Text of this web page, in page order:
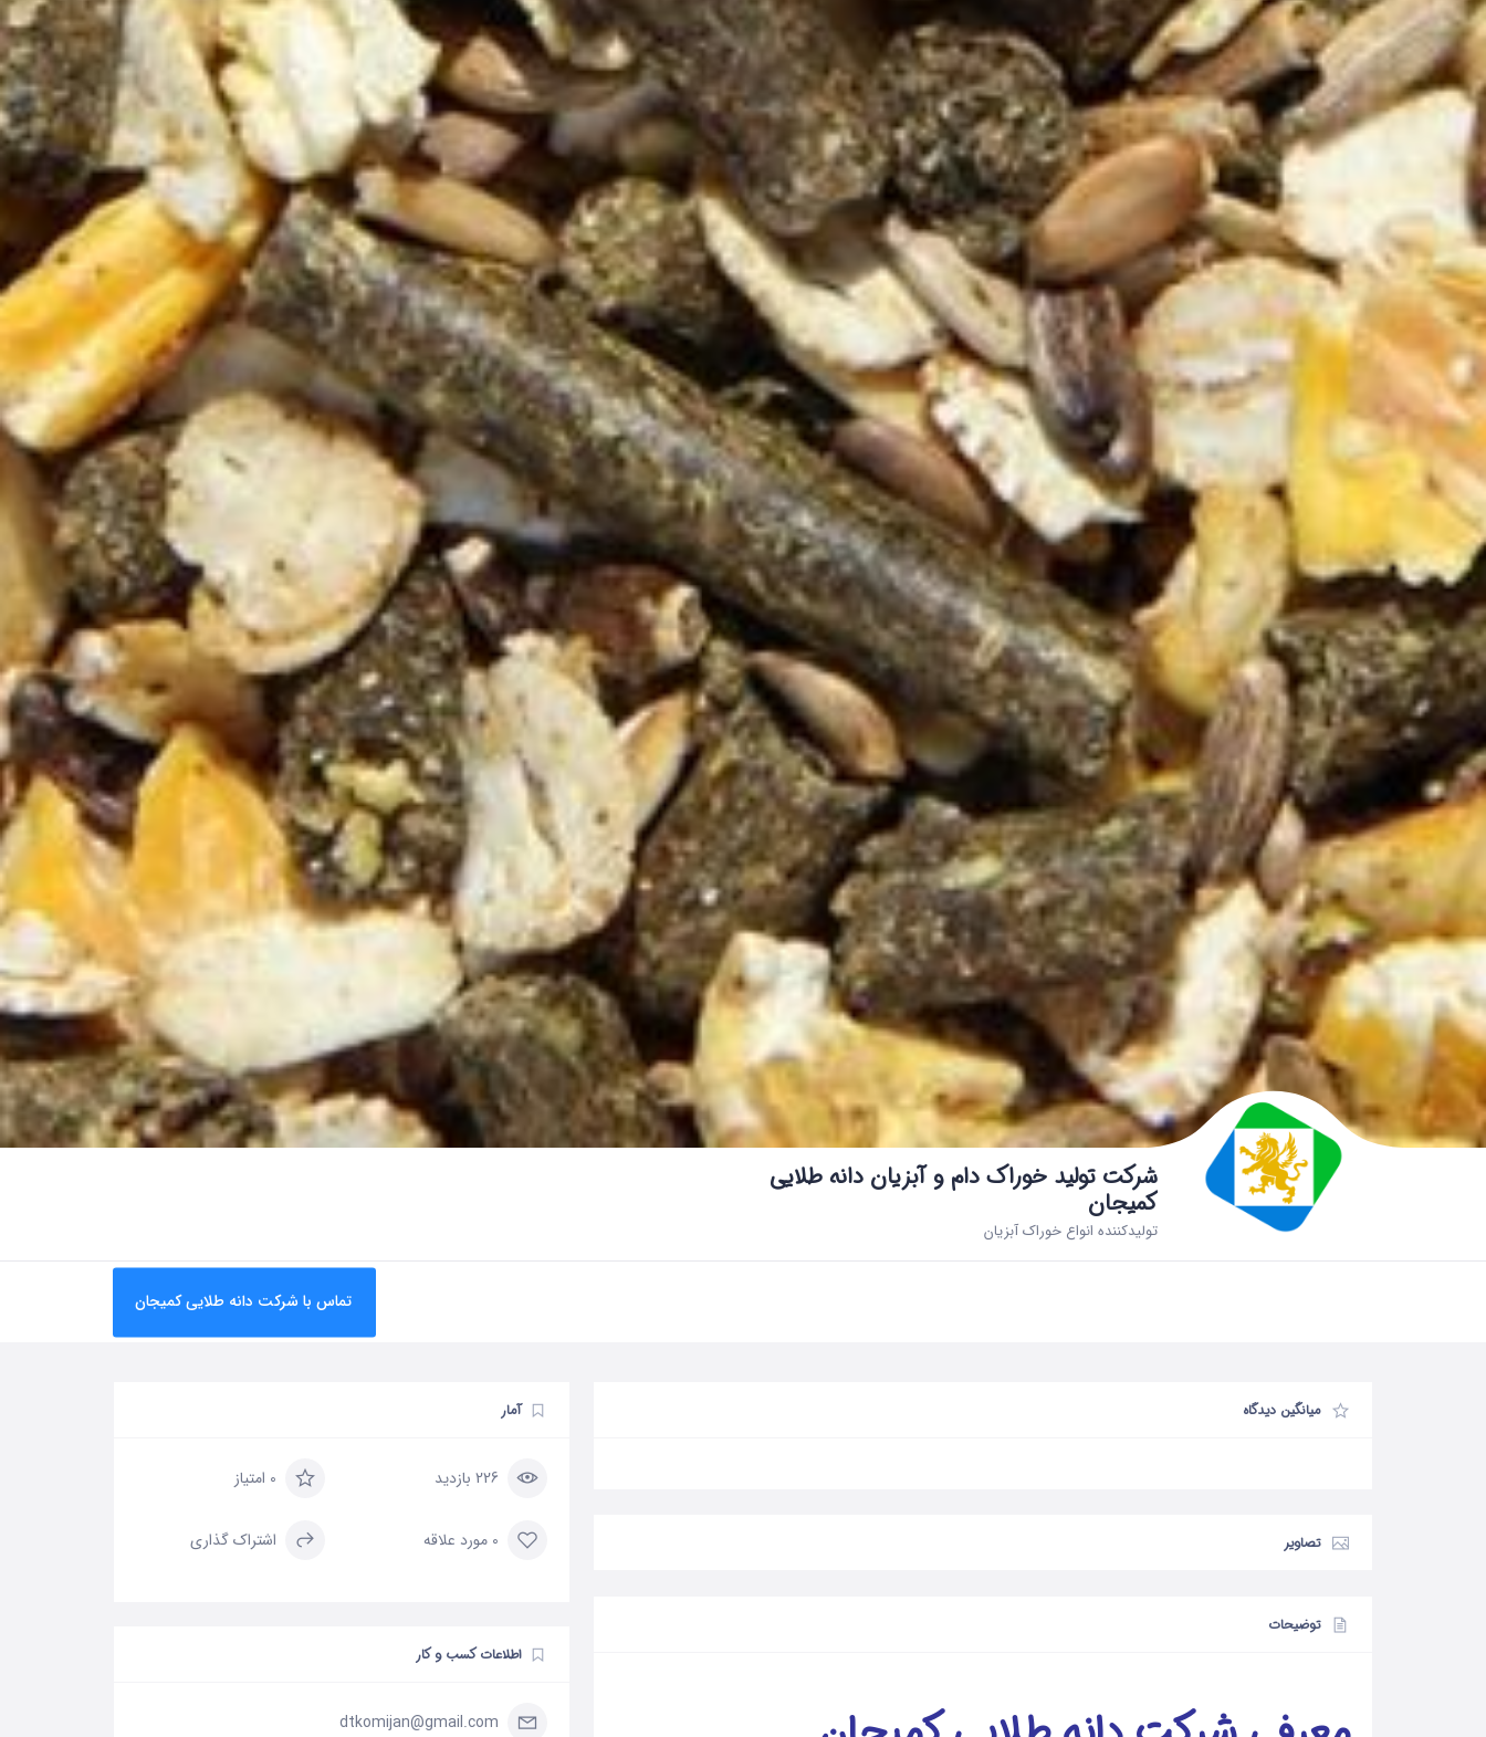
شرکت تولید خوراک دام و آبزیان دانه طلایی
کمیجان
تولیدکننده انواع خوراک آبزیان
تماس با شرکت دانه طلایی کمیجان
میانگین دیدگاه
تصاویر
توضیحات
آمار
226 بازدید 0 امتیاز
0 مورد علاقه اشتراک گذاری
اطلاعات کسب و کار
dtkomijan@gmail.com